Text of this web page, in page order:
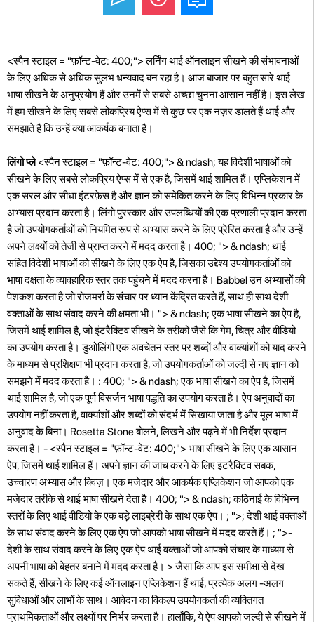
<स्पैन स्टाइल = "फ़ॉन्ट-वेट: 400;"> लर्निंग थाई ऑनलाइन सीखने की संभावनाओं
के लिए अधिक से अधिक सुलभ धन्यवाद बन रहा है। आज बाजार पर बहुत सारे थाई
भाषा सीखने के अनुप्रयोग हैं और उनमें से सबसे अच्छा चुनना आसान नहीं है। इस लेख
में हम सीखने के लिए सबसे लोकप्रिय ऐप्स में से कुछ पर एक नज़र डालते हैं थाई और
समझाते हैं कि उन्हें क्या आकर्षक बनाता है।
लिंगो प्ले<स्पैन स्टाइल = "फ़ॉन्ट-वेट: 400;"> & ndash; यह विदेशी भाषाओं को
सीखने के लिए सबसे लोकप्रिय ऐप्स में से एक है, जिसमें थाई शामिल हैं। एप्लिकेशन में
एक सरल और सीधा इंटरफ़ेस है और ज्ञान को समेकित करने के लिए विभिन्न प्रकार के
अभ्यास प्रदान करता है। लिंगो पुरस्कार और उपलब्धियों की एक प्रणाली प्रदान करता
है जो उपयोगकर्ताओं को नियमित रूप से अभ्यास करने के लिए प्रेरित करता है और उन्हें
अपने लक्ष्यों को तेजी से प्राप्त करने में मदद करता है। 400; "> & ndash; थाई
सहित विदेशी भाषाओं को सीखने के लिए एक ऐप है, जिसका उद्देश्य उपयोगकर्ताओं को
भाषा दक्षता के व्यावहारिक स्तर तक पहुंचने में मदद करना है। Babbel उन अभ्यासों की
पेशकश करता है जो रोजमर्रा के संचार पर ध्यान केंद्रित करते हैं, साथ ही साथ देशी
वक्ताओं के साथ संवाद करने की क्षमता भी। "> & ndash; एक भाषा सीखने का ऐप है,
जिसमें थाई शामिल है, जो इंटरैक्टिव सीखने के तरीकों जैसे कि गेम, चित्र और वीडियो
का उपयोग करता है। डुओलिंगो एक अवचेतन स्तर पर शब्दों और वाक्यांशों को याद करने
के माध्यम से प्रशिक्षण भी प्रदान करता है, जो उपयोगकर्ताओं को जल्दी से नए ज्ञान को
समझने में मदद करता है। : 400; "> & ndash; एक भाषा सीखने का ऐप है, जिसमें
थाई शामिल है, जो एक पूर्ण विसर्जन भाषा पद्धति का उपयोग करता है। ऐप अनुवादों का
उपयोग नहीं करता है, वाक्यांशों और शब्दों को संदर्भ में सिखाया जाता है और मूल भाषा में
अनुवाद के बिना। Rosetta Stone बोलने, लिखने और पढ़ने में भी निर्देश प्रदान
करता है। - <स्पैन स्टाइल = "फ़ॉन्ट-वेट: 400;"> भाषा सीखने के लिए एक आसान
ऐप, जिसमें थाई शामिल हैं। अपने ज्ञान की जांच करने के लिए इंटरैक्टिव सबक,
उच्चारण अभ्यास और क्विज़। एक मजेदार और आकर्षक एप्लिकेशन जो आपको एक
मजेदार तरीके से थाई भाषा सीखने देता है। 400; "> & ndash; कठिनाई के विभिन्न
स्तरों के लिए थाई वीडियो के एक बड़े लाइब्रेरी के साथ एक ऐप। ; ">; देशी थाई वक्ताओं
के साथ संवाद करने के लिए एक ऐप जो आपको भाषा सीखने में मदद करते हैं। ; ">-
देशी के साथ संवाद करने के लिए एक ऐप थाई वक्ताओं जो आपको संचार के माध्यम से
अपनी भाषा को बेहतर बनाने में मदद करता है। > जैसा कि आप इस समीक्षा से देख
सकते हैं, सीखने के लिए कई ऑनलाइन एप्लिकेशन हैं थाई, प्रत्येक अलग -अलग
सुविधाओं और लाभों के साथ। आवेदन का विकल्प उपयोगकर्ता की व्यक्तिगत
प्राथमिकताओं और लक्ष्यों पर निर्भर करता है। हालाँकि, ये ऐप आपको जल्दी से सीखने में